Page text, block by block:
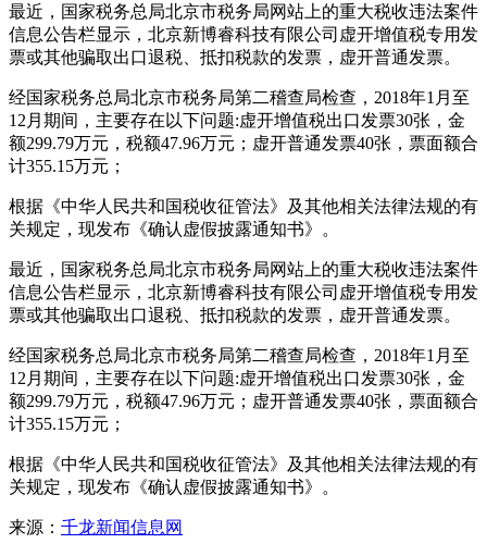
最近，国家税务总局北京市税务局网站上的重大税收违法案件
信息公告栏显示，北京新博睿科技有限公司虚开增值税专用发
票或其他骗取出口退税、抵扣税款的发票，虚开普通发票。
经国家税务总局北京市税务局第二稽查局检查，2018年1月至
12月期间，主要存在以下问题:虚开增值税出口发票30张，金
额299.79万元，税额47.96万元；虚开普通发票40张，票面额合
计355.15万元；
根据《中华人民共和国税收征管法》及其他相关法律法规的有
关规定，现发布《确认虚假披露通知书》。
最近，国家税务总局北京市税务局网站上的重大税收违法案件
信息公告栏显示，北京新博睿科技有限公司虚开增值税专用发
票或其他骗取出口退税、抵扣税款的发票，虚开普通发票。
经国家税务总局北京市税务局第二稽查局检查，2018年1月至
12月期间，主要存在以下问题:虚开增值税出口发票30张，金
额299.79万元，税额47.96万元；虚开普通发票40张，票面额合
计355.15万元；
根据《中华人民共和国税收征管法》及其他相关法律法规的有
关规定，现发布《确认虚假披露通知书》。
来源： 千龙新闻信息网